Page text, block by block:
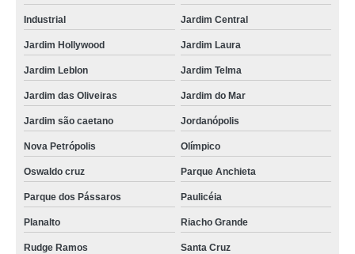
Industrial Jardim Central
Jardim Hollywood Jardim Laura
Jardim Leblon Jardim Telma
Jardim das Oliveiras Jardim do Mar
Jardim são caetano Jordanópolis
Nova Petrópolis Olímpico
Oswaldo cruz Parque Anchieta
Parque dos Pássaros Paulicéia
Planalto Riacho Grande
Rudge Ramos Santa Cruz